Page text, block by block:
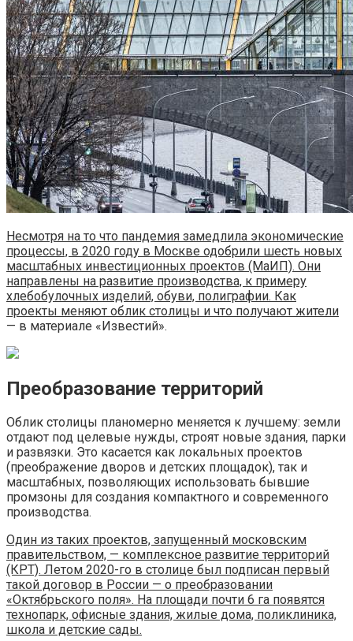
Несмотря на то что пандемия замедлила экономические
процессы, в 2020 году в Москве одобрили шесть новых
масштабных инвестиционных проектов (МаИП). Они
направлены на развитие производства, к примеру
хлебобулочных изделий, обуви, полиграфии. Как
проекты меняют облик столицы и что получают жители
— в материале «Известий».
Преобразование территорий
Облик столицы планомерно меняется к лучшему: земли
отдают под целевые нужды, строят новые здания, парки
и развязки. Это касается как локальных проектов
(преображение дворов и детских площадок), так и
масштабных, позволяющих использовать бывшие
промзоны для создания компактного и современного
производства.
Один из таких проектов, запущенный московским
правительством, — комплексное развитие территорий
(КРТ). Летом 2020-го в столице был подписан первый
такой договор в России — о преобразовании
«Октябрьского поля». На площади почти 6 га появятся
технопарк, офисные здания, жилые дома, поликлиника,
школа и детские сады.